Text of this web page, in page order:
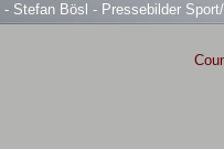
Stefan Bösl - Pressebilder